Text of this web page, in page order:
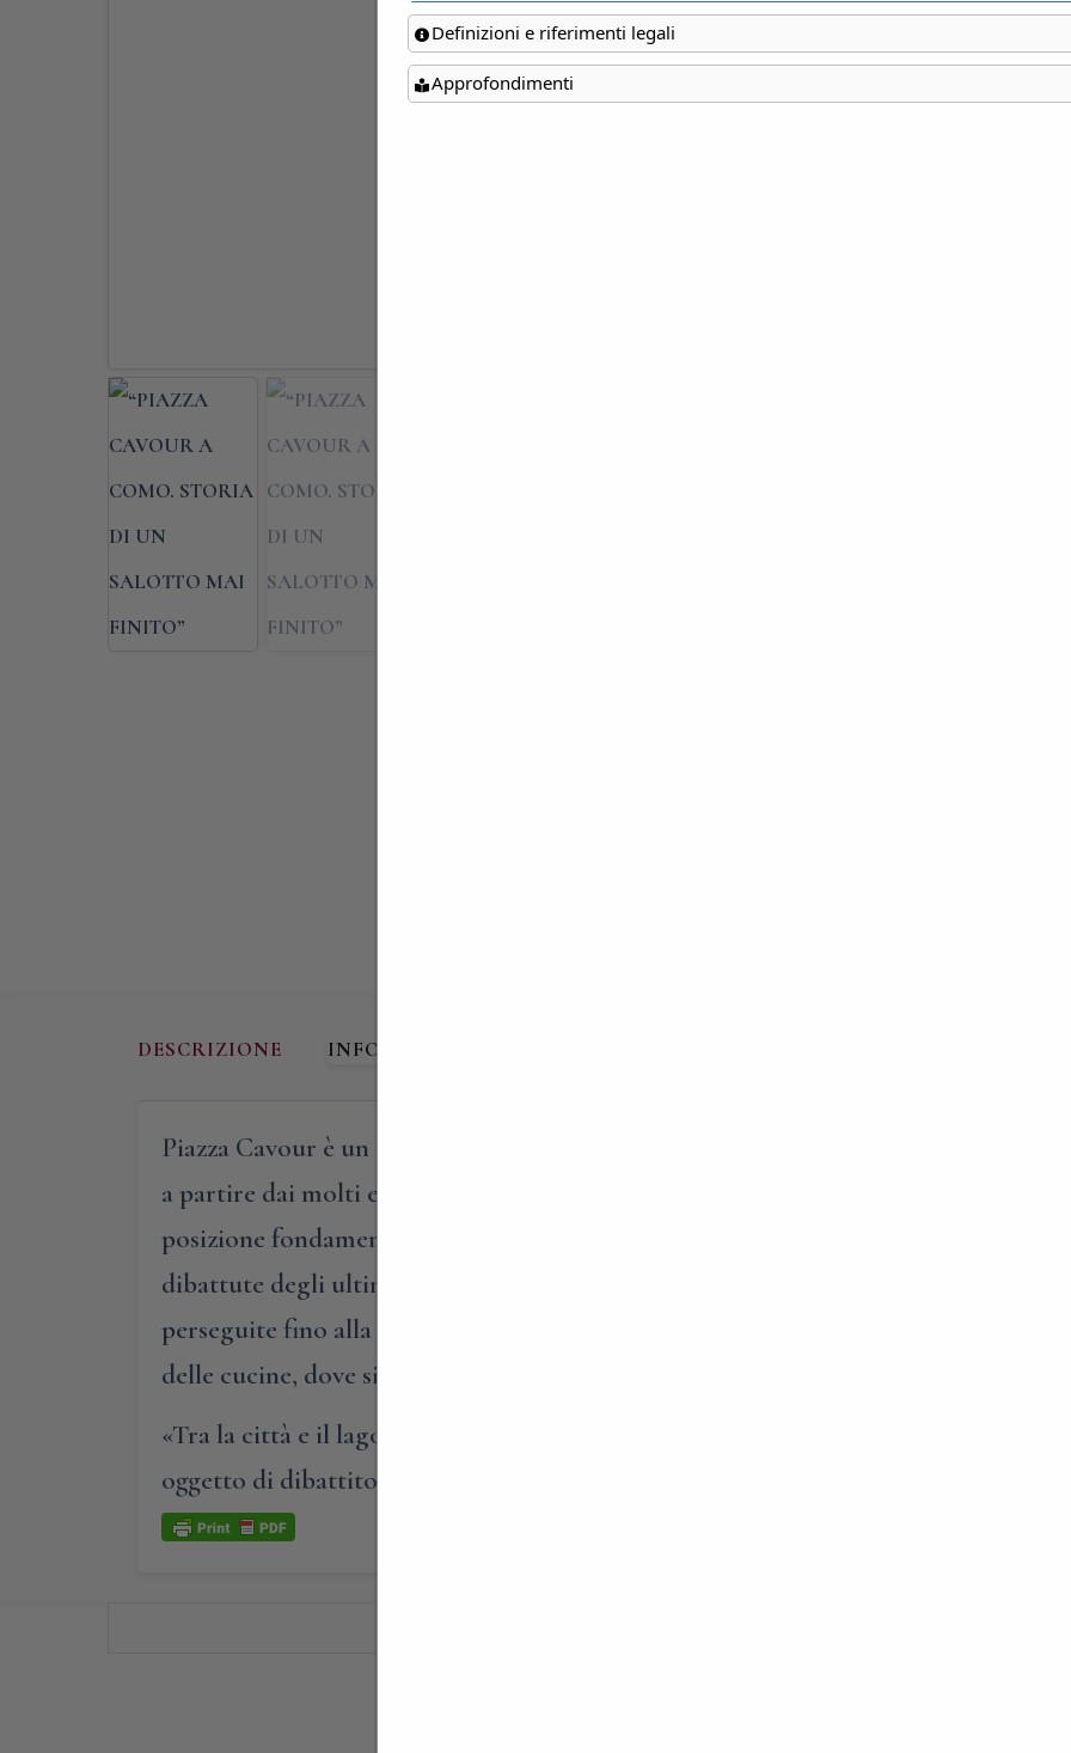
AUTORE: Fabio Cani
DESCRIZIONE INFORMAZIONI AGGIUNTIVE
Piazza Cavour è un luogo che affascina, appagante per la visione
a partire dai molti edifici che vi affacciano. È anche una delle tante vicende
posizione fondamentale, in rapporto all’organismo urbano e all’intero territorio,
dibattute degli ultimi decenni ma al tempo stesso ha mostrato la fragilità delle
perseguite fino alla realizzazione). Forse più che il salotto – votato alla pura
delle cucine, dove si sono allestite e imbandite molte delle vicende fondamentali
«Tra la città e il lago, uno spazio aperto, prima porto e poi piazza, circondato da
oggetto di dibattito.»
Definizioni e riferimenti legali
Approfondimenti